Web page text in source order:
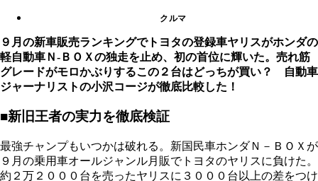
クルマ
９月の新車販売ランキングでトヨタの登録車ヤリスがホンダの
軽自動車Ｎ‐ＢＯＸの独走を止め、初の首位に輝いた。売れ筋
グレードがモロかぶりするこの２台はどっちが買い？ 自動車
ジャーナリストの小沢コージが徹底比較した！
■新旧王者の実力を徹底検証
最強チャンプもいつかは破れる。新国民車ホンダＮ－ＢＯＸが
９月の乗用車オールジャンル月販でトヨタのヤリスに負けた。
約２万２０００台を売ったヤリスに３０００台以上の差をつけ